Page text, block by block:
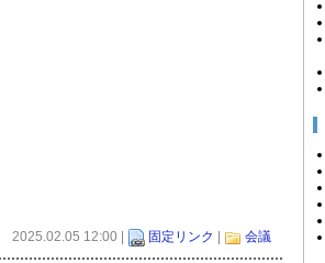
2025.02.05 12:00 | 固定リンク 会議